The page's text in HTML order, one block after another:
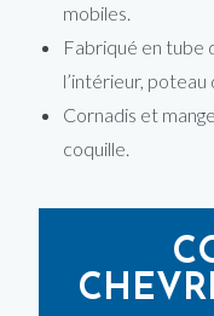
mobiles.
Fabriqué en
l’intérieur,
Cornadis et
coquille.